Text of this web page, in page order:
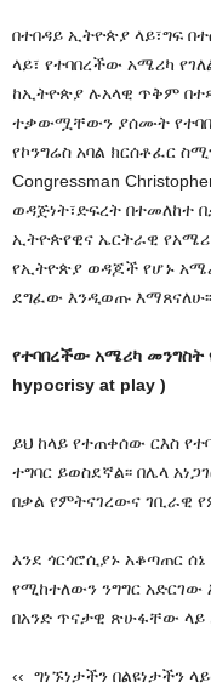
በተበዳይ ኢትዮጵያ ላይ፣ግፍ
ላይ፣ የተባበረችው አሜሪካ
ከኢትዮጵያ ሉአላዊ ጥቅም
ተቃውሟቸውን ያሰሙት
የኮንግሬስ አባል ክርሰቶፈር
Congressman
ወዳጅነት፣ድፍረት በተመለከተ
ኢትዮጵየዊና ኤርትራዊ
የኢትዮጵያ ወዳጆች የሆኑ
ደግፈው እንዲወጡ እማጸናለሁ፡፡
የተባበረችው አሜሪካ መንግስት
hypocrisy at play )
ይህ ከላይ የተጠቀሰው ርእስ
ተግባር ይወስደኛል፡፡ በሌላ
በቃል የምትናገረውና ገቢራዊ
እንደ ጎርጎሮሲያኑ አቆጣጠር
የሚከተለውን ንግግር አድርገው
በአንድ ጥናታዊ ጽሁፋቸው ላይ
‹‹ ግነኙነታችን